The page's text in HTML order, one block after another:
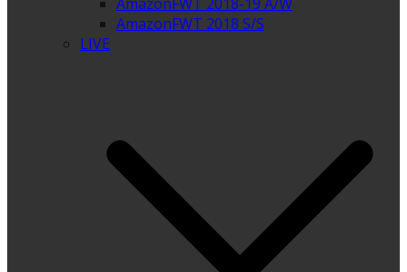
AmazonFWT 2018 S/S
LIVE